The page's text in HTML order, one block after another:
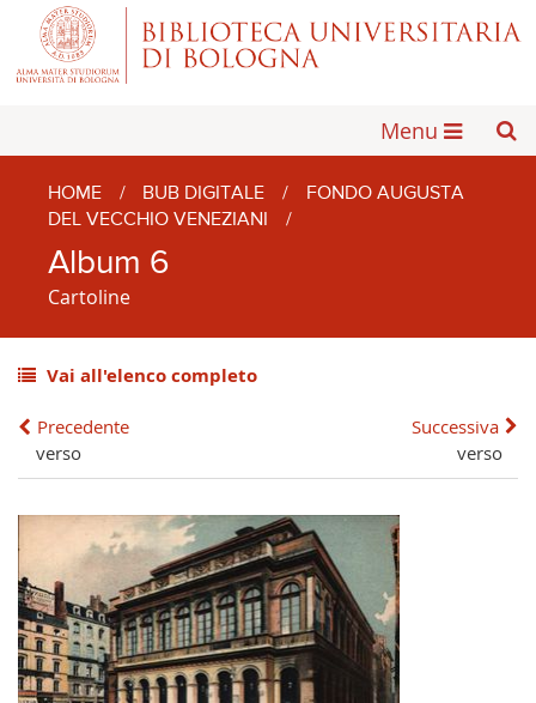
Menu
HOME / BUB DIGITALE /
FONDO AUGUSTA
DEL VECCHIO VENEZIANI
/
Album 6
Cartoline
Vai all'elenco completo
Precedente
verso
Successiva
verso